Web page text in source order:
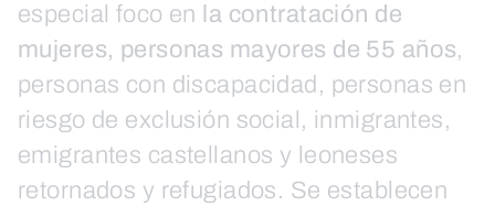
especial foco en la contratación de
mujeres, personas mayores de 55 años,
personas con discapacidad, personas en
riesgo de exclusión social, inmigrantes,
emigrantes castellanos y leoneses
retornados y refugiados. Se establecen